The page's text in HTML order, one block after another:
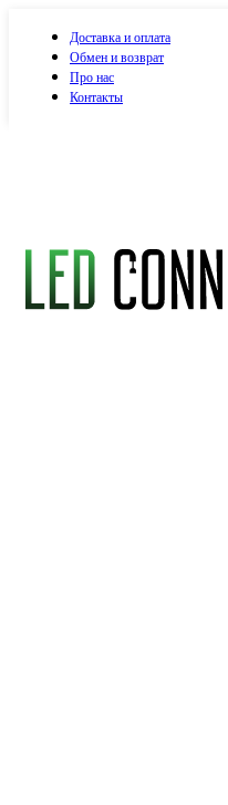
Доставка и оплата
Обмен и возврат
Про нас
Контакты